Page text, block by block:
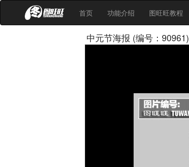
首页 功能介绍 图旺旺教程
中元节海报 (编号：90961)